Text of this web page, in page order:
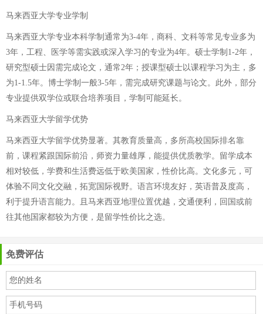
马来西亚大学专业学制
马来西亚大学专业本科学制通常为3-4年，商科、文科等常见专业多为
3年，工程、医学等需实践或深入学习的专业为4年。硕士学制1-2年，
研究型硕士因需完成论文，通常2年；授课型硕士以课程学习为主，多
为1-1.5年。博士学制一般3-5年，需完成研究课题与论文。此外，部分
专业提供双学位或联合培养项目，学制可能延长。
马来西亚大学留学优势
马来西亚大学留学优势显著。其教育质量高，多所高校国际排名靠
前，课程紧跟国际前沿，师资力量雄厚，能提供优质教学。留学成本
相对较低，学费和生活费远低于欧美国家，性价比高。文化多元，可
体验不同文化交融，拓宽国际视野。语言环境友好，英语普及度高，
利于提升语言能力。且马来西亚地理位置优越，交通便利，回国或前
往其他国家都较为方便，是留学性价比之选。
免费评估